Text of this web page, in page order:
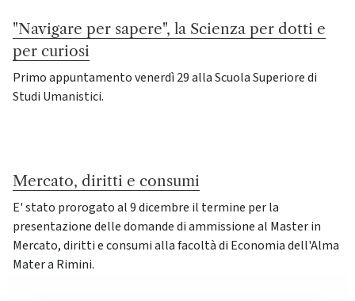
"Navigare per sapere", la Scienza per dotti e
per curiosi
Primo appuntamento venerdì 29 alla Scuola Superiore di
Studi Umanistici.
Mercato, diritti e consumi
E' stato prorogato al 9 dicembre il termine per la
presentazione delle domande di ammissione al Master in
Mercato, diritti e consumi alla facoltà di Economia dell'Alma
Mater a Rimini.